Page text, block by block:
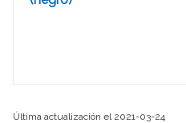
Última actualización el 2021-03-24